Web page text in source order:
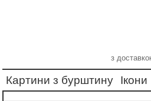
з
Картини з бурштину Ікони